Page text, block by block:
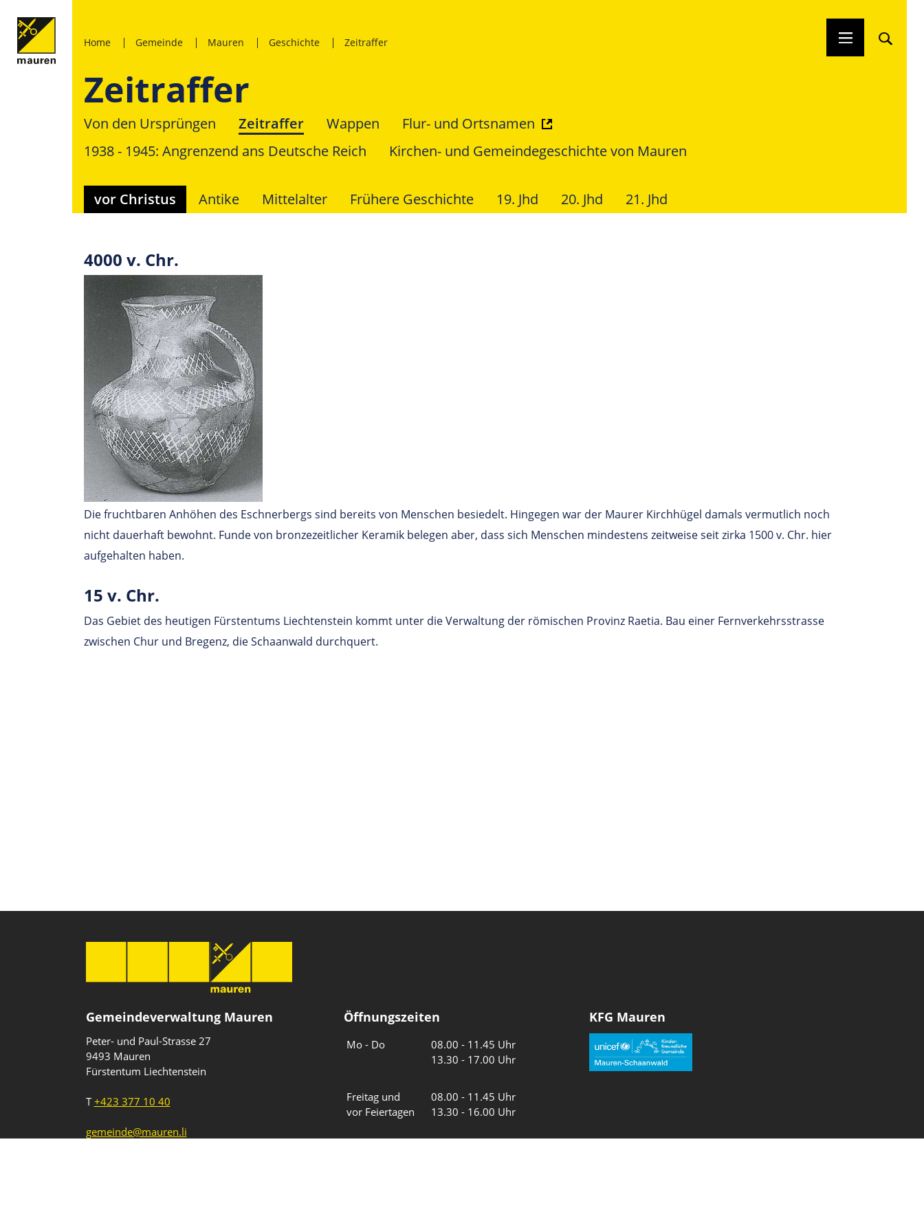
Home Gemeinde Mauren Geschichte Zeitraffer
Zeitraffer
Von den Ursprüngen Zeitraffer Wappen
Flur- und Ortsnamen
1938 - 1945: Angrenzend ans Deutsche Reich
Kirchen- und Gemeindegeschichte von Mauren
vor Christus Antike Mittelalter Frühere Geschichte 19. Jhd 20. Jhd 21. Jhd
4000 v. Chr.
Die fruchtbaren Anhöhen des Eschnerbergs sind bereits von Menschen besiedelt. Hingegen war der Maurer Kirchhügel damals vermutlich noch
nicht dauerhaft bewohnt. Funde von bronzezeitlicher Keramik belegen aber, dass sich Menschen mindestens zeitweise seit zirka 1500 v. Chr. hier
aufgehalten haben.
15 v. Chr.
Das Gebiet des heutigen Fürstentums Liechtenstein kommt unter die Verwaltung der römischen Provinz Raetia. Bau einer Fernverkehrsstrasse
zwischen Chur und Bregenz, die Schaanwald durchquert.
Gemeindeverwaltung Mauren
Peter- und Paul-Strasse 27
9493 Mauren
Fürstentum Liechtenstein
T+423 377 10 40
gemeinde@mauren.li
Öffnungszeiten
Mo - Do
08.00 - 11.45 Uhr
13.30 - 17.00 Uhr
Freitag und
vor Feiertagen
08.00 - 11.45 Uhr
13.30 - 16.00 Uhr
KFG Mauren